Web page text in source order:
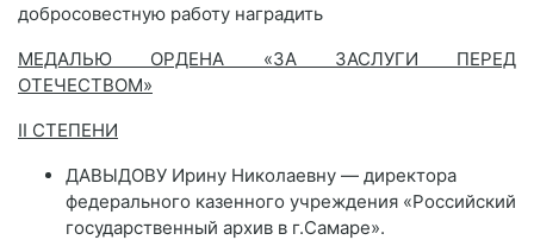
добросовестную работу наградить
МЕДАЛЬЮ ОРДЕНА «ЗА ЗАСЛУГИ ПЕРЕД
ОТЕЧЕСТВОМ»
II СТЕПЕНИ
ДАВЫДОВУ Ирину Николаевну — директора
федерального казенного учреждения «Российский
государственный архив в г.Самаре».